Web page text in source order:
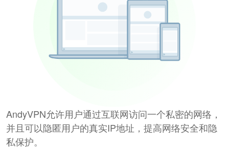
AndyVPN允许用户通过互联网访问一个私密的网络，
并且可以隐匿用户的真实IP地址，提高网络安全和隐
私保护。